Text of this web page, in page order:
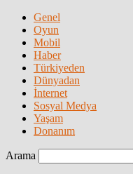
Genel
Oyun
Mobil
Haber
Türkiyeden
Dünyadan
İnternet
Sosyal Medya
Yaşam
Donanım
Arama